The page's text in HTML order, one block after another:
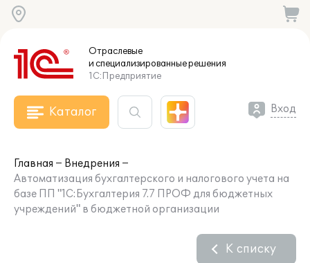
Отраслевые
и специализированныерешения
1С:Предприятие
Каталог Вход
Главная
Внедрения
Автоматизация бухгалтерского и налогового учета на
базе ПП "1С:Бухгалтерия 7.7 ПРОФ для бюджетных
учреждений" в бюджетной организации
К списку